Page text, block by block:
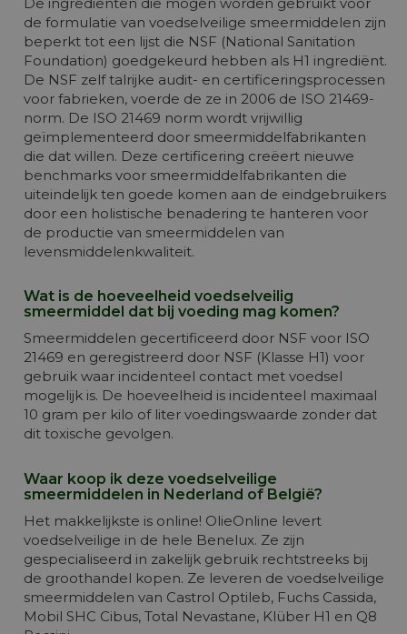
de formulatie van voedselveilige smeermiddelen zijn
beperkt tot een lijst die NSF (National Sanitation
Foundation) goedgekeurd hebben als H1 ingrediënt.
De NSF zelf talrijke audit- en certificeringsprocessen
voor fabrieken, voerde de ze in 2006 de ISO 21469-
norm. De ISO 21469 norm wordt vrijwillig
geïmplementeerd door smeermiddelfabrikanten
die dat willen. Deze certificering creëert nieuwe
benchmarks voor smeermiddelfabrikanten die
uiteindelijk ten goede komen aan de eindgebruikers
door een holistische benadering te hanteren voor
de productie van smeermiddelen van
levensmiddelenkwaliteit.
Wat is de hoeveelheid voedselveilig
smeermiddel dat bij voeding mag komen?
Smeermiddelen gecertificeerd door NSF voor ISO
21469 en geregistreerd door NSF (Klasse H1) voor
gebruik waar incidenteel contact met voedsel
mogelijk is. De hoeveelheid is incidenteel maximaal
10 gram per kilo of liter voedingswaarde zonder dat
dit toxische gevolgen.
Waar koop ik deze voedselveilige
smeermiddelen in Nederland of België?
Het makkelijkste is online! OlieOnline levert
voedselveilige in de hele Benelux. Ze zijn
gespecialiseerd in zakelijk gebruik rechtstreeks bij
de groothandel kopen. Ze leveren de voedselveilige
smeermiddelen van Castrol Optileb, Fuchs Cassida,
Mobil SHC Cibus, Total Nevastane, Klüber H1 en Q8